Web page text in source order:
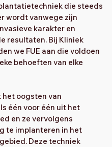
die steeds
wordt vanwege zijn
karakter en
resultaten. Bij Kliniek
we FUE aan die voldoen
behoeften van elke
het oogsten van
één voor één uit het
en ze vervolgens
te implanteren in het
Deze techniek